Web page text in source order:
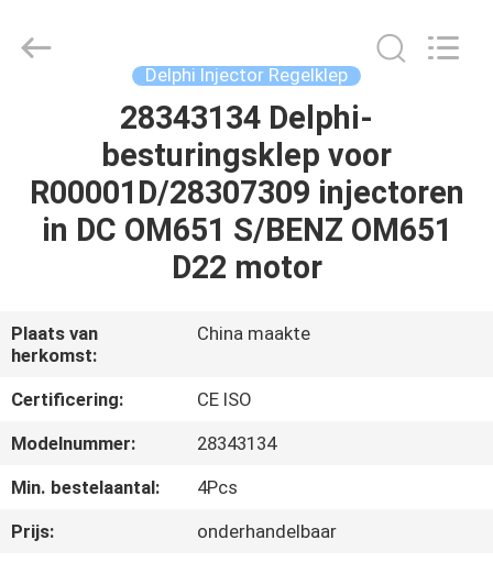
PRODUCTEN
FABRIEKSTOUR
KWALITEITSCONTROLE
NEEM
CONTACT
AUTO
PARTS
Delphi Injector Regelklep
28343134 Delphi-
besturingsklep voor
R00001D/28307309 injectoren
in DC OM651 S/BENZ OM651
D22 motor
Plaats van
herkomst:
China maakte
Certificering:
CE ISO
Modelnummer:
28343134
Min. bestelaantal:
4Pcs
Prijs:
onderhandelbaar